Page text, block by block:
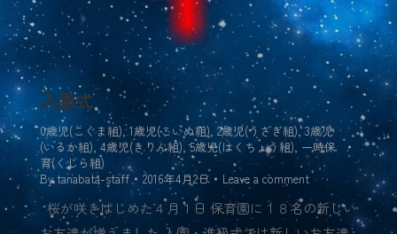
入園式
0歳児(こぐま組),1歳児(こいぬ組), 2歳児(うさぎ組),3歳児
(いるか組),4歳児(きりん組),5歳児(はくちょう組), 一時保
育(くじら組)
Bytanabata-staff 2016年4月2日 Leave a comment
桜が咲きはじめた４月１日 保育園に１８名の新しい